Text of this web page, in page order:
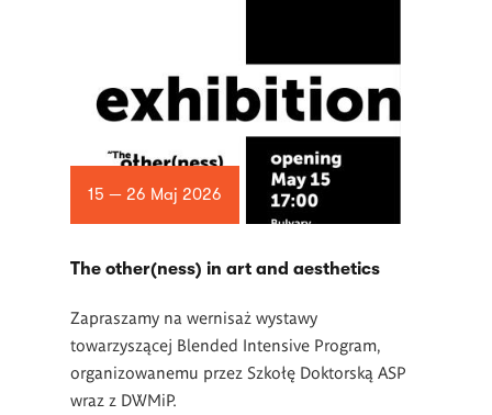
15 — 26 Maj 2026
The other(ness) in art and aesthetics
Zapraszamy na wernisaż wystawy
towarzyszącej Blended Intensive Program,
organizowanemu przez Szkołę Doktorską ASP
wraz z DWMiP.